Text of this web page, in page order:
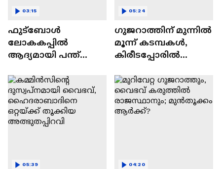
ഫുട്ബോ‍ൾ
ലോകകപ്പിൽ
ആദ്യമായി പന്ത്
ഖത്തർ ടീമിൽ
ഇടംപിടിച്ച് തഹ്സിന്‍
മുഹമ്മദ് | FIFA
03:15
ഗുജറാത്തിന് മുന്നില്‍
മൂന്ന് കടമ്പകള്‍,
കിരീടപ്പോരില്‍
ആര്‍ക്കാണ്?
05:24
05:39 04:20